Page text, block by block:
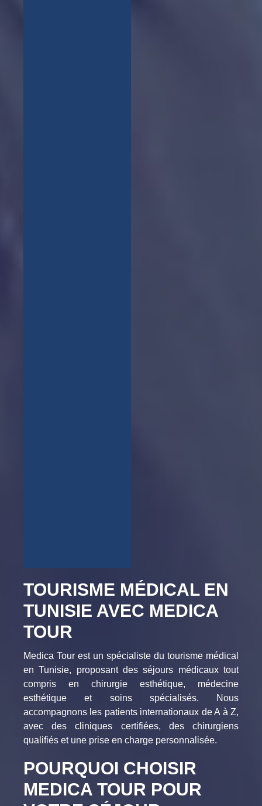
TOURISME MÉDICAL EN
TUNISIE AVEC MEDICA
TOUR
Medica Tour est un spécialiste du tourisme médical
en Tunisie, proposant des séjours médicaux tout
compris en chirurgie esthétique, médecine
esthétique et soins spécialisés. Nous
accompagnons les patients internationaux de A à Z,
avec des cliniques certifiées, des chirurgiens
qualifiés et une prise en charge personnalisée.
POURQUOI CHOISIR
MEDICA TOUR POUR